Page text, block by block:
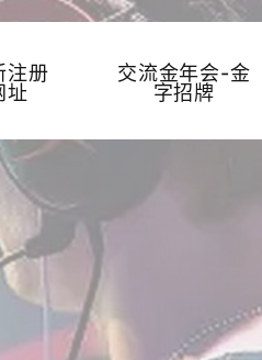
注册
址
交流金年会-金
字招牌